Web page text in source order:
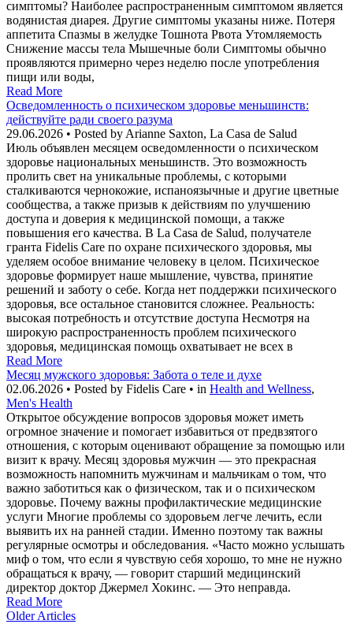
симптомы? Наиболее распространенным симптомом является
водянистая диарея. Другие симптомы указаны ниже. Потеря
аппетита Спазмы в желудке Тошнота Рвота Утомляемость
Снижение массы тела Мышечные боли Симптомы обычно
проявляются примерно через неделю после употребления
пищи или воды,
Read More
Осведомленность о психическом здоровье меньшинств:
действуйте ради своего разума
29.06.2026 • Posted by Arianne Saxton, La Casa de Salud
Июль объявлен месяцем осведомленности о психическом
здоровье национальных меньшинств. Это возможность
пролить свет на уникальные проблемы, с которыми
сталкиваются чернокожие, испаноязычные и другие цветные
сообщества, а также призыв к действиям по улучшению
доступа и доверия к медицинской помощи, а также
повышения его качества. В La Casa de Salud, получателе
гранта Fidelis Care по охране психического здоровья, мы
уделяем особое внимание человеку в целом. Психическое
здоровье формирует наше мышление, чувства, принятие
решений и заботу о себе. Когда нет поддержки психического
здоровья, все остальное становится сложнее. Реальность:
высокая потребность и отсутствие доступа Несмотря на
широкую распространенность проблем психического
здоровья, медицинская помощь охватывает не всех в
Read More
Месяц мужского здоровья: Забота о теле и духе
02.06.2026 • Posted by Fidelis Care • in Health and Wellness,
Men's Health
Открытое обсуждение вопросов здоровья может иметь
огромное значение и помогает избавиться от предвзятого
отношения, с которым оценивают обращение за помощью или
визит к врачу. Месяц здоровья мужчин — это прекрасная
возможность напомнить мужчинам и мальчикам о том, что
важно заботиться как о физическом, так и о психическом
здоровье. Почему важны профилактические медицинские
услуги Многие проблемы со здоровьем легче лечить, если
выявить их на ранней стадии. Именно поэтому так важны
регулярные осмотры и обследования. «Часто можно услышать
миф о том, что если я чувствую себя хорошо, то мне не нужно
обращаться к врачу, — говорит старший медицинский
директор доктор Джермел Хокинс. — Это неправда.
Read More
Older Articles